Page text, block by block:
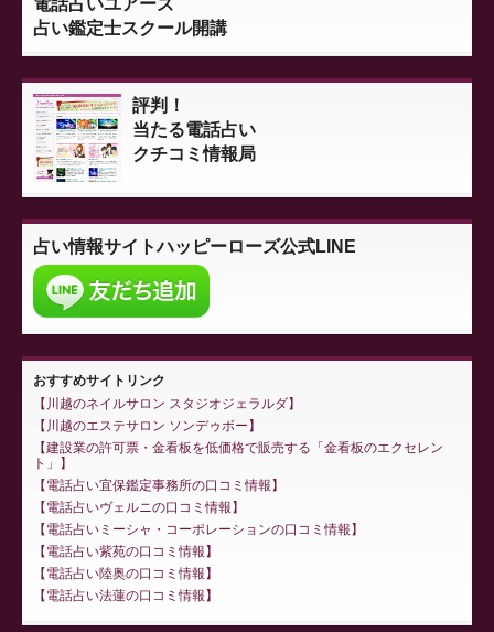
電話占いユアーズ
占い鑑定士スクール開講
評判！
当たる電話占い
クチコミ情報局
占い情報サイトハッピーローズ公式LINE
おすすめサイトリンク
川越のネイルサロン スタジオジェラルダ
川越のエステサロン ソンデゥボー
建設業の許可票・金看板を低価格で販売する「金看板のエクセレン
ト」
電話占い宜保鑑定事務所の口コミ情報
電話占いヴェルニの口コミ情報
電話占いミーシャ・コーポレーションの口コミ情報
電話占い紫苑の口コミ情報
電話占い陸奥の口コミ情報
電話占い法蓮の口コミ情報